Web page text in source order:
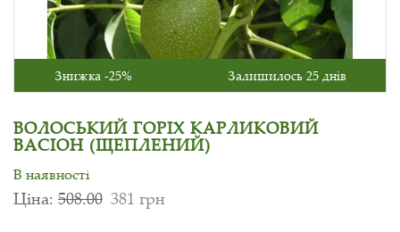
Знижка -25% Залишилось 25 днів
ВОЛОСЬКИЙ ГОРІХ КАРЛИКОВИЙ
ВАСІОН (ЩЕПЛЕНИЙ)
В наявності
Ціна: 508.00 381 грн